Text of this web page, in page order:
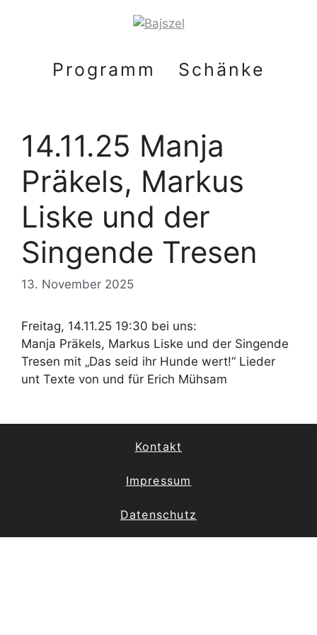
Programm Schänke
14.11.25 Manja
Präkels, Markus
Liske und der
Singende Tresen
13. November 2025
Freitag, 14.11.25 19:30 bei uns:
Manja Präkels, Markus Liske und der Singende
Tresen mit „Das seid ihr Hunde wert!“ Lieder
unt Texte von und für Erich Mühsam
Kontakt
Impressum
Datenschutz